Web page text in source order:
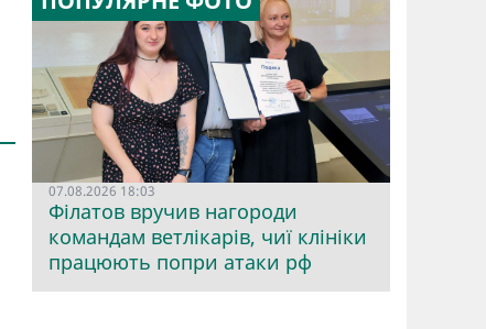
07.08.2026 18:03
Філатов вручив нагороди
командам ветлікарів, чиї клініки
працюють попри атаки рф